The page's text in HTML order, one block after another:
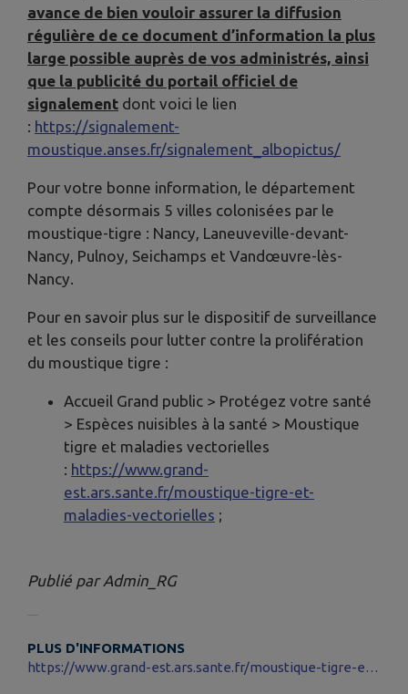
avance de bien vouloir assurer la diffusion
régulière de ce document d’information la plus
large possible auprès de vos administrés, ainsi
que la publicité du portail officiel de
signalement dont voici le lien
: https://signalement-
moustique.anses.fr/signalement_albopictus/
Pour votre bonne information, le département
compte désormais 5 villes colonisées par le
moustique-tigre : Nancy, Laneuveville-devant-
Nancy, Pulnoy, Seichamps et Vandœuvre-lès-
Nancy.
Pour en savoir plus sur le dispositif de surveillance
et les conseils pour lutter contre la prolifération
du moustique tigre :
Accueil Grand public > Protégez votre santé
> Espèces nuisibles à la santé > Moustique
tigre et maladies vectorielles
: https://www.grand-
est.ars.sante.fr/moustique-tigre-et-
maladies-vectorielles ;
Publié par Admin_RG
PLUS D'INFORMATIONS
https://www.grand-est.ars.sante.fr/moustique-tigre-et-maladies-vectorielles